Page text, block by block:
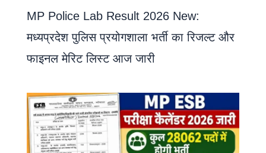
MP Police Lab Result 2026 New:
मध्यप्रदेश पुलिस प्रयोगशाला भर्ती का रिजल्ट और
फाइनल मेरिट लिस्ट आज जारी